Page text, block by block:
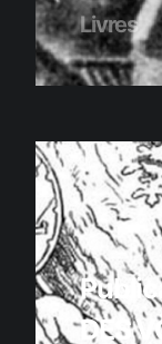
Livres
DES